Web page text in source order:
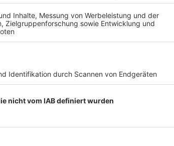
Letzte Spiele Kompletter Spielplan